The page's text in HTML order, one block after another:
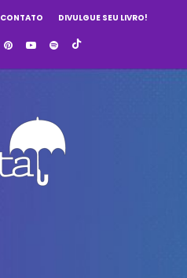
CONTATO DIVULGUE SEU LIVRO!